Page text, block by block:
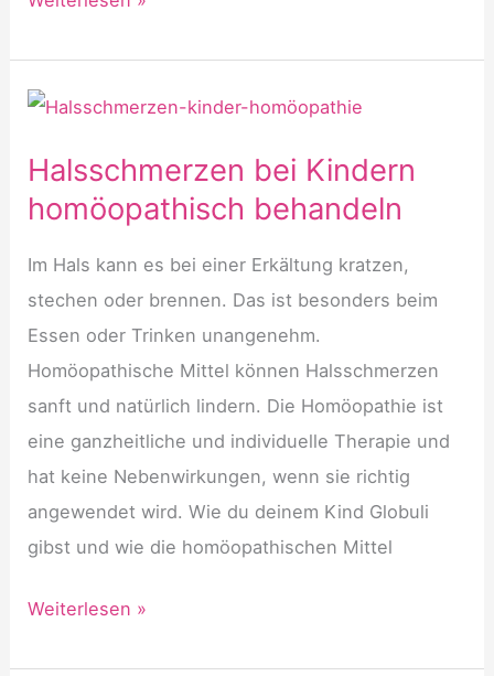
homöopathisch
Halsschmerzen bei Kindern
homöopathisch behandeln
Im Hals kann es bei einer Erkältung kratzen,
stechen oder brennen. Das ist besonders beim
Essen oder Trinken unangenehm.
Homöopathische Mittel können Halsschmerzen
sanft und natürlich lindern. Die Homöopathie ist
eine ganzheitliche und individuelle Therapie und
hat keine Nebenwirkungen, wenn sie richtig
angewendet wird. Wie du deinem Kind Globuli
gibst und wie die homöopathischen Mittel
Halsschmerzen
Weiterlesen »